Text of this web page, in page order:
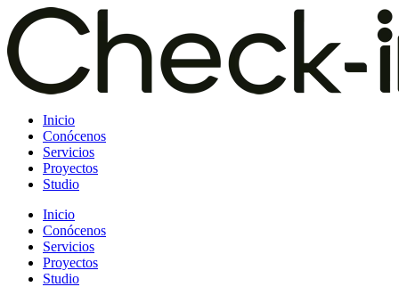
Saltar
al
contenido
Inicio
Conócenos
Servicios
Proyectos
Studio
Inicio
Conócenos
Servicios
Proyectos
Studio